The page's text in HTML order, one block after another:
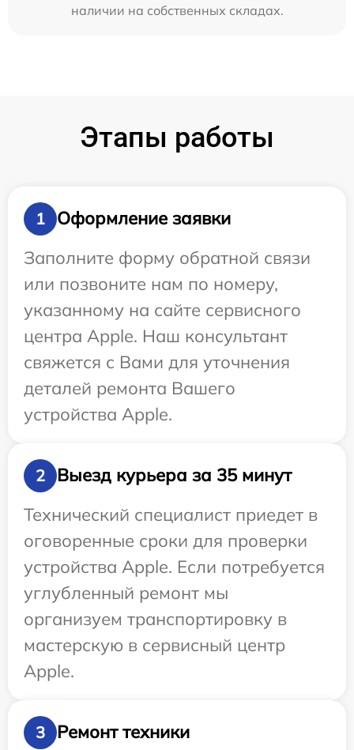
наличии на собственных складах.
Этапы работы
1
Оформление заявки
Заполните форму обратной связи
или позвоните нам по номеру,
указанному на сайте сервисного
центра Apple. Наш консультант
свяжется с Вами для уточнения
деталей ремонта Вашего
устройства Apple.
2
Выезд курьера за 35 минут
Технический специалист приедет в
оговоренные сроки для проверки
устройства Apple. Если потребуется
углубленный ремонт мы
организуем транспортировку в
мастерскую в сервисный центр
Apple.
3
Ремонт техники